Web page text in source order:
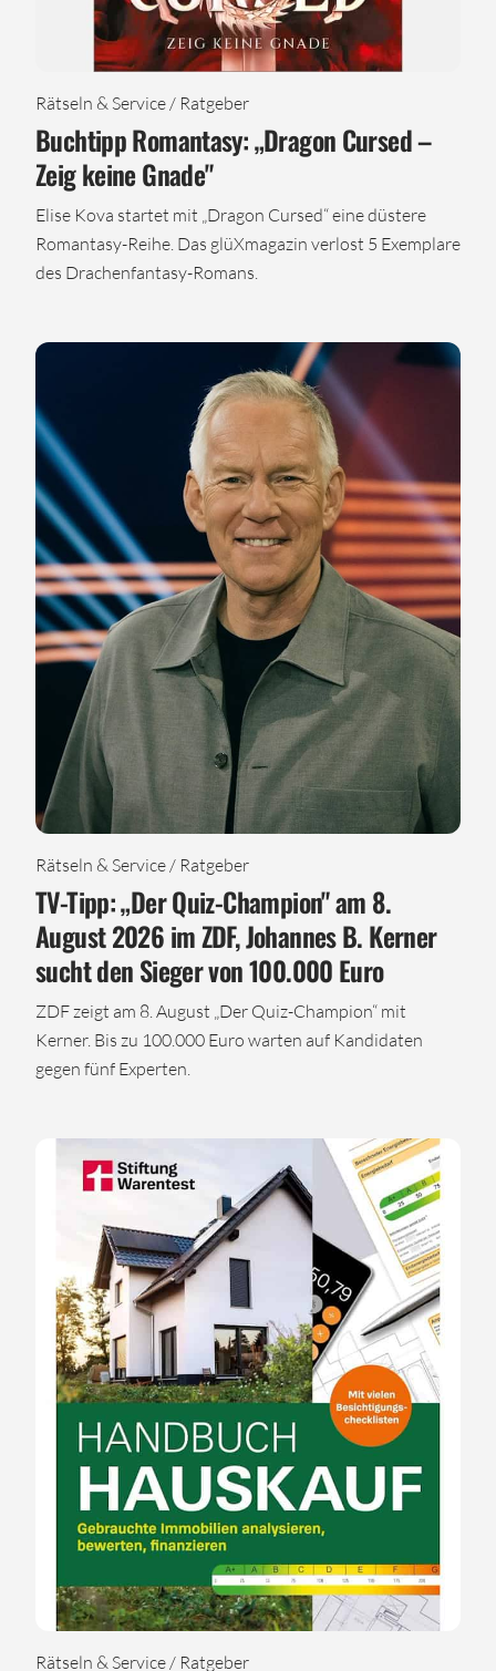
Rätseln & Service / Ratgeber
Buchtipp Romantasy: „Dragon Cursed –
Zeig keine Gnade"
Elise Kova startet mit „Dragon Cursed“ eine düstere
Romantasy-Reihe. Das glüXmagazin verlost 5 Exemplare
des Drachenfantasy-Romans.
Rätseln & Service / Ratgeber
TV-Tipp: „Der Quiz-Champion" am 8.
August 2026 im ZDF, Johannes B. Kerner
sucht den Sieger von 100.000 Euro
ZDF zeigt am 8. August „Der Quiz-Champion“ mit
Kerner. Bis zu 100.000 Euro warten auf Kandidaten
gegen fünf Experten.
Rätseln & Service / Ratgeber